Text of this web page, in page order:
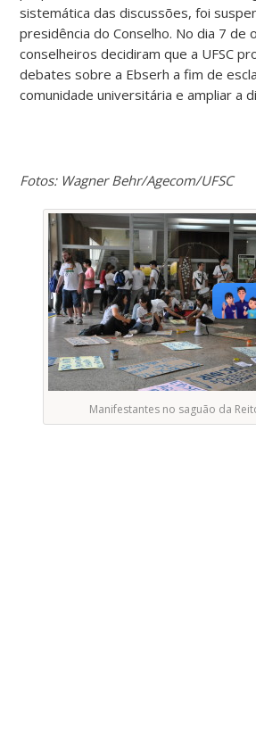
sistemática das discussões, foi
presidência do Conselho. No dia 7 de
conselheiros decidiram que a UFSC
debates sobre a Ebserh a fim de
comunidade universitária e ampliar a
Fotos: Wagner Behr/Agecom/UFSC
Manifestantes no saguão da